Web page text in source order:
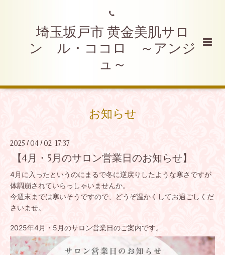
埼玉坂戸市 黄金美肌サロ
ン ル・ココロ ～アンジ
ュ～
お知らせ
2025 / 04 /02 17:37
【4月・5月のサロン営業日のお知らせ】
4月に入ったというのにまるで冬に逆戻りしたような寒さですが
体調崩されていらっしゃいませんか。
今週末までは寒いそうですので、どうぞ温かくしてお過ごしくだ
さいませ。
2025年4月・5月のサロン営業日のご案内です。